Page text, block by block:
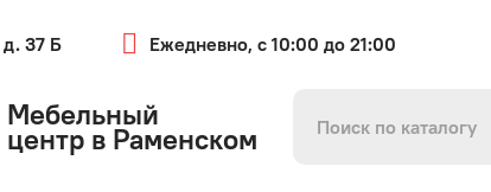
37 Б Ежедневно, с 10:00 до 21:00
Мебельный
центр в Раменском